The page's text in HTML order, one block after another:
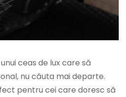
ceas de lux care să
nu căuta mai departe.
pentru cei care doresc să